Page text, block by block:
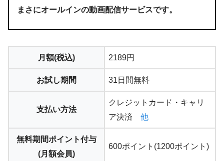
まさにオールインの動画配信サービスです。
月額(税込) 2189円
お試し期間 31日間無料
支払い方法
クレジットカード・キャリ
ア決済 他
無料期間ポイント付与
(月額会員)
600ポイント(1200ポイント)